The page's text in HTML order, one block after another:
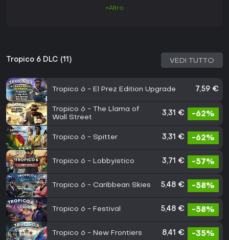
+Altro
Tropico 6 DLC (11) VEDI TUTTO
Tropico 6 - El Prez Edition Upgrade 7,59 €
Tropico 6 - The Llama of
Wall Street
3,31 € -62%
Tropico 6 - Spitter 3,31 € -62%
Tropico 6 - Lobbyistico 3,71 € -57%
Tropico 6 - Caribbean Skies 5,48 € -58%
Tropico 6 - Festival 5,48 € -58%
Tropico 6 - New Frontiers 8,41 € -35%